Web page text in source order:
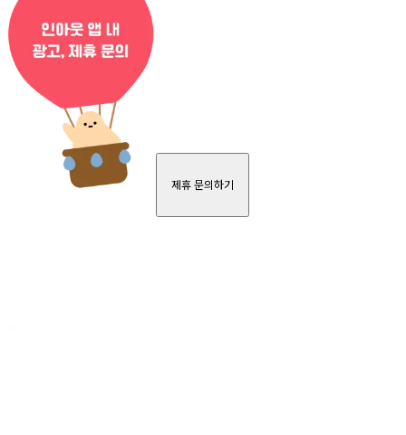
제휴 문의하기